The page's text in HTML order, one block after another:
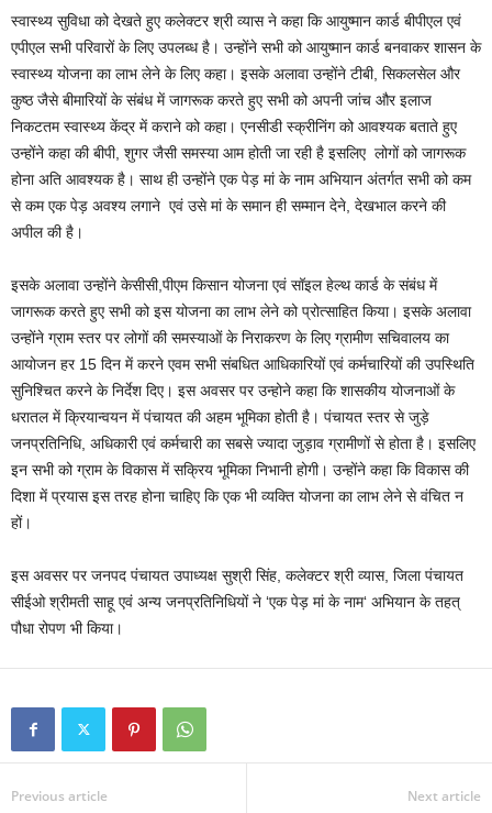
स्वास्थ्य सुविधा को देखते हुए कलेक्टर श्री व्यास ने कहा कि आयुष्मान कार्ड बीपीएल एवं
एपीएल सभी परिवारों के लिए उपलब्ध है। उन्होंने सभी को आयुष्मान कार्ड बनवाकर शासन के
स्वास्थ्य योजना का लाभ लेने के लिए कहा। इसके अलावा उन्होंने टीबी, सिकलसेल और
कुष्ठ जैसे बीमारियों के संबंध में जागरूक करते हुए सभी को अपनी जांच और इलाज
निकटतम स्वास्थ्य केंद्र में कराने को कहा। एनसीडी स्क्रीनिंग को आवश्यक बताते हुए
उन्होंने कहा की बीपी, शुगर जैसी समस्या आम होती जा रही है इसलिए लोगों को जागरूक
होना अति आवश्यक है। साथ ही उन्होंने एक पेड़ मां के नाम अभियान अंतर्गत सभी को कम
से कम एक पेड़ अवश्य लगाने एवं उसे मां के समान ही सम्मान देने, देखभाल करने की
अपील की है।
इसके अलावा उन्होंने केसीसी,पीएम किसान योजना एवं सॉइल हेल्थ कार्ड के संबंध में
जागरूक करते हुए सभी को इस योजना का लाभ लेने को प्रोत्साहित किया। इसके अलावा
उन्होंने ग्राम स्तर पर लोगों की समस्याओं के निराकरण के लिए ग्रामीण सचिवालय का
आयोजन हर 15 दिन में करने एवम सभी संबधित आधिकारियों एवं कर्मचारियों की उपस्थिति
सुनिश्चित करने के निर्देश दिए। इस अवसर पर उन्होने कहा कि शासकीय योजनाओं के
धरातल में क्रियान्वयन में पंचायत की अहम भूमिका होती है। पंचायत स्तर से जुड़े
जनप्रतिनिधि, अधिकारी एवं कर्मचारी का सबसे ज्यादा जुड़ाव ग्रामीणों से होता है। इसलिए
इन सभी को ग्राम के विकास में सक्रिय भूमिका निभानी होगी। उन्होंने कहा कि विकास की
दिशा में प्रयास इस तरह होना चाहिए कि एक भी व्यक्ति योजना का लाभ लेने से वंचित न
हों।
इस अवसर पर जनपद पंचायत उपाध्यक्ष सुश्री सिंह, कलेक्टर श्री व्यास, जिला पंचायत
सीईओ श्रीमती साहू एवं अन्य जनप्रतिनिधियों ने ‘एक पेड़ मां के नाम‘ अभियान के तहत्
पौधा रोपण भी किया।
Previous article Next article